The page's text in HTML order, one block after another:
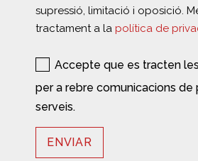
supressió, limitació i oposició.
tractament a la política de
Accepte que es tracten
per a rebre comunicacions de
serveis.